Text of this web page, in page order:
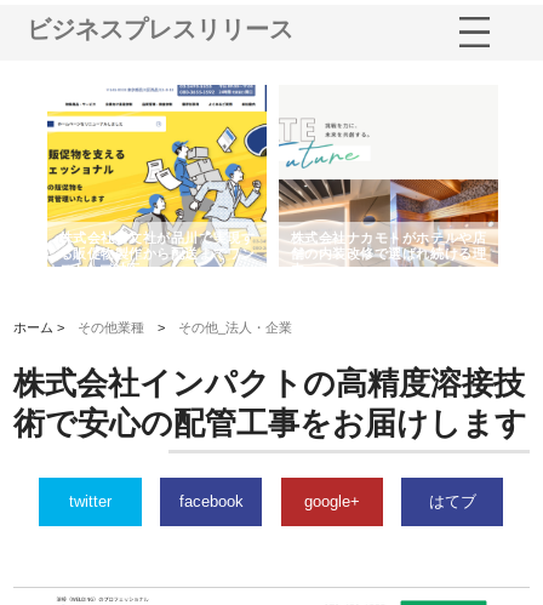
ビジネスプレスリリース
株式会社耕文社が品川で実現す
る販促物製作から配送までワン
ストップ対応
株式会社ナカモトがホテルや店
舗の内装改修で選ばれ続ける理
由
ホーム > その他業種 > その他_法人・企業
株式会社インパクトの高精度溶接技
術で安心の配管工事をお届けします
twitter facebook google+ はてブ